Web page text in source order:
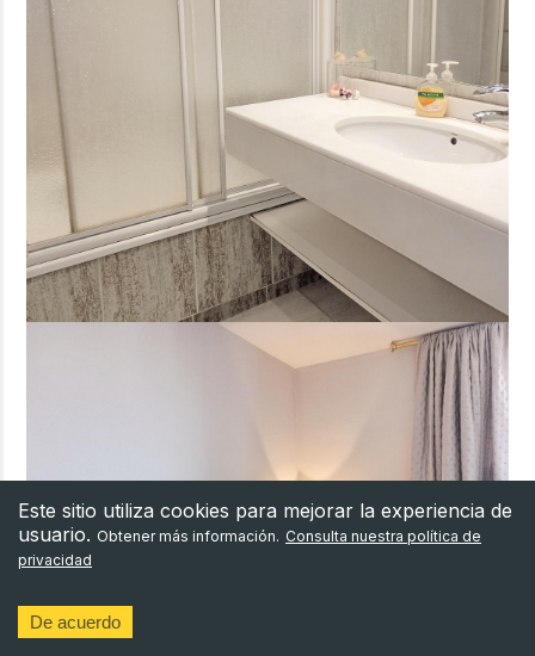
Este sitio utiliza cookies para mejorar la experiencia de
usuario. Obtener más información. Consulta nuestra política de
privacidad
De acuerdo